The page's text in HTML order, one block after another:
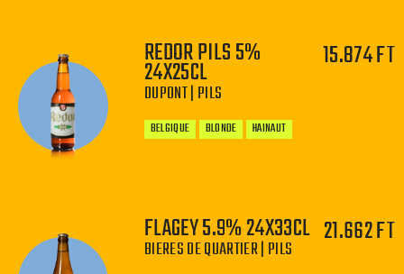
− +
REDOR PILS 5%
24X25CL
DUPONT | PILS
15.874 FT
BELGIQUE BLONDE HAINAUT
−
FLAGEY 5.9% 24X33CL
BIERES DE QUARTIER | PILS
21.662 FT